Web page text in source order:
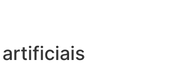
artificiais